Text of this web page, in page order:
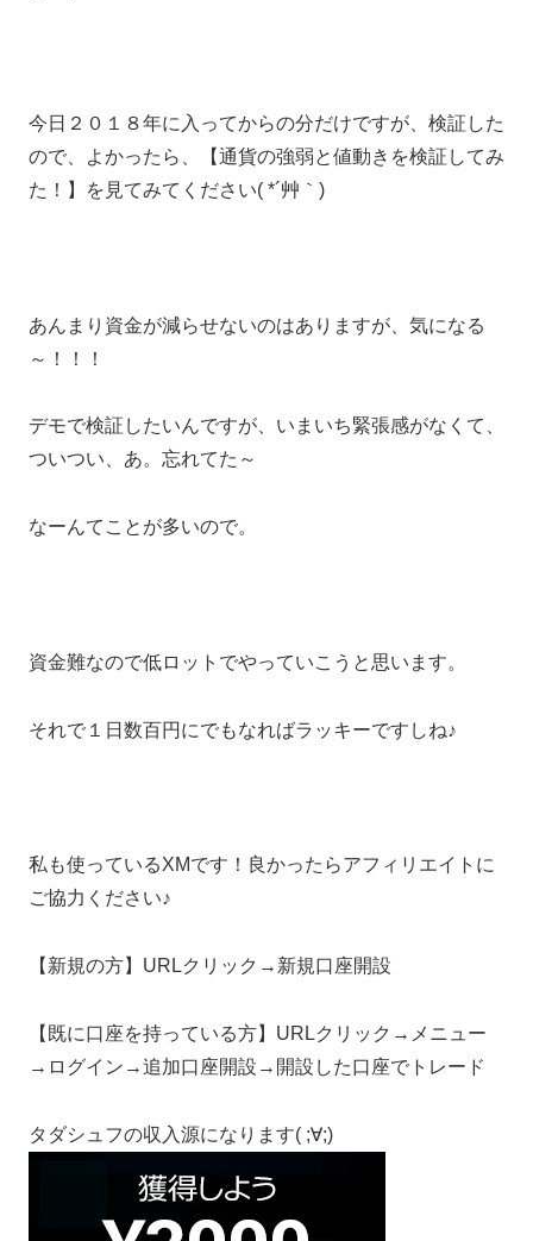
今日２０１８年に入ってからの分だけですが、検証した
ので、よかったら、【通貨の強弱と値動きを検証してみ
た！】を見てみてください( *´艸｀)
あんまり資金が減らせないのはありますが、気になる
～！！！
デモで検証したいんですが、いまいち緊張感がなくて、
ついつい、あ。忘れてた～
なーんてことが多いので。
資金難なので低ロットでやっていこうと思います。
それで１日数百円にでもなればラッキーですしね♪
私も使っているXMです！良かったらアフィリエイトに
ご協力ください♪
【新規の方】URLクリック→新規口座開設
【既に口座を持っている方】URLクリック→メニュー
→ログイン→追加口座開設→開設した口座でトレード
タダシュフの収入源になります( ;∀;)